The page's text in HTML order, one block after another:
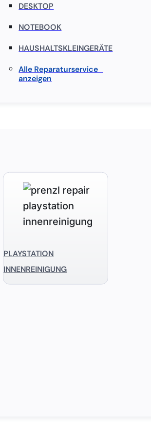
DESKTOP
NOTEBOOK
HAUSHALTSKLEINGERÄTE
Alle Reparaturservice
anzeigen
PLAYSTATION
INNENREINIGUNG